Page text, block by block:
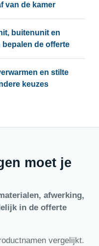
van de kamer
buitenunit en
bepalen de offerte
en stilte
keuzes
moet je
afwerking,
in de offerte
vergelijkt.